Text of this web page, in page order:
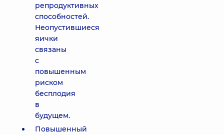
репродуктивных
способностей.
Неопустившиеся
яички
связаны
с
повышенным
риском
бесплодия
в
будущем.
Повышенный